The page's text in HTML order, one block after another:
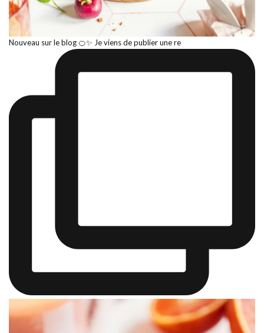
Nouveau sur le blog 🍊✨ Je viens de publier une re